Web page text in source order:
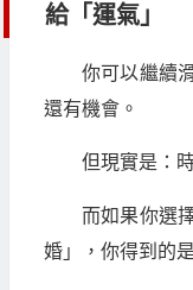
給「運氣」
你可以繼續
還有機會。
但現實是：
而如果你選
婚」，你得到的是